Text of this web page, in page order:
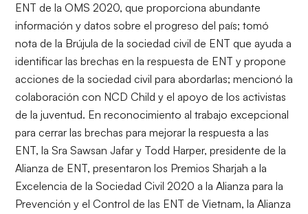
ENT de la OMS 2020, que proporciona abundante
información y datos sobre el progreso del país; tomó
nota de la Brújula de la sociedad civil de ENT que ayuda a
identificar las brechas en la respuesta de ENT y propone
acciones de la sociedad civil para abordarlas; mencionó la
colaboración con NCD Child y el apoyo de los activistas
de la juventud. En reconocimiento al trabajo excepcional
para cerrar las brechas para mejorar la respuesta a las
ENT, la Sra Sawsan Jafar y Todd Harper, presidente de la
Alianza de ENT, presentaron los Premios Sharjah a la
Excelencia de la Sociedad Civil 2020 a la Alianza para la
Prevención y el Control de las ENT de Vietnam, la Alianza